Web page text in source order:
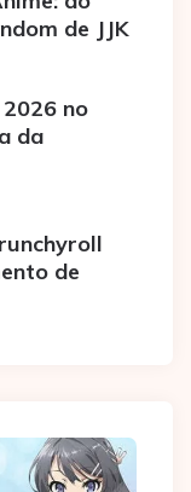
de JJK
no
da
de